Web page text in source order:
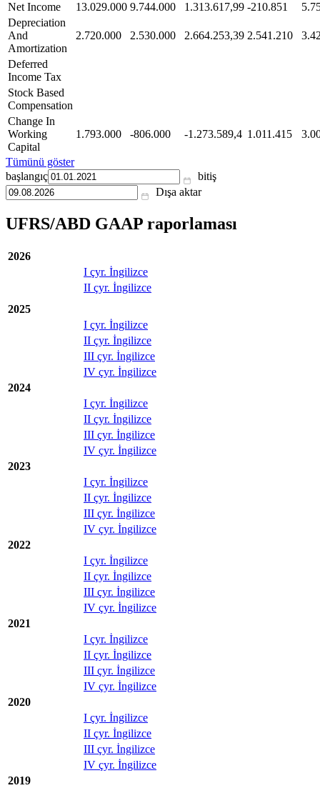
Net Income
13.029.000 9.744.000 1.313.617,99 -210.851
Depreciation
And
Amortization
2.720.000 2.530.000 2.664.253,39 2.541.210
Deferred
Income Tax
Stock Based
Compensation
Change In
Working
Capital
1.793.000 -806.000 -1.273.589,4 1.011.415
Tümünü göster
başlangıç
bitiş
Dışa aktar
UFRS/ABD GAAP raporlaması
2026
I çyr. İngilizce
II çyr. İngilizce
2025
I çyr. İngilizce
II çyr. İngilizce
III çyr. İngilizce
IV çyr. İngilizce
2024
I çyr. İngilizce
II çyr. İngilizce
III çyr. İngilizce
IV çyr. İngilizce
2023
I çyr. İngilizce
II çyr. İngilizce
III çyr. İngilizce
IV çyr. İngilizce
2022
I çyr. İngilizce
II çyr. İngilizce
III çyr. İngilizce
IV çyr. İngilizce
2021
I çyr. İngilizce
II çyr. İngilizce
III çyr. İngilizce
IV çyr. İngilizce
2020
I çyr. İngilizce
II çyr. İngilizce
III çyr. İngilizce
IV çyr. İngilizce
2019